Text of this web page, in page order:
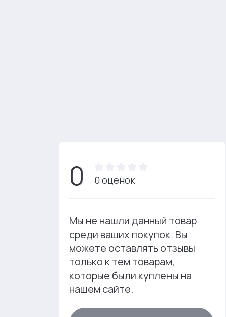
0 0 оценок
Мы не нашли данный товар
среди ваших покупок. Вы
можете оставлять отзывы
только к тем товарам,
которые были куплены на
нашем сайте.